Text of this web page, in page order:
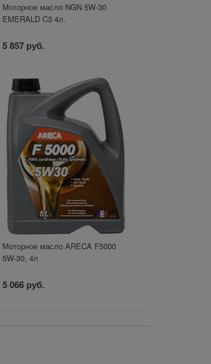
Моторное масло NGN 5W-30
EMERALD C3 4л.
5 857 руб.
Моторное масло ARECA F5000
5W-30, 4л
5 066 руб.